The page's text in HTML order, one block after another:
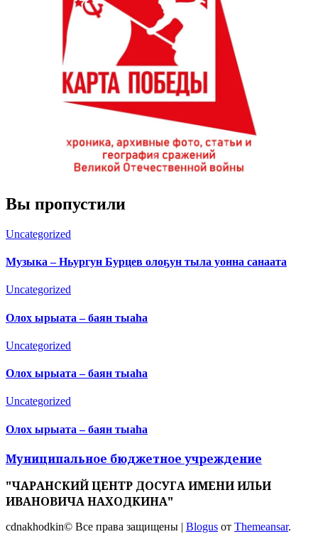
Вы пропустили
Uncategorized
Музыка – Ньургун Бурцев олоҕун тыла уонна санаата
Uncategorized
Олох ырыата – баян тыаһа
Uncategorized
Олох ырыата – баян тыаһа
Uncategorized
Олох ырыата – баян тыаһа
Муниципальное бюджетное учреждение
"ЧАРАНСКИЙ ЦЕНТР ДОСУГА ИМЕНИ ИЛЬИ
ИВАНОВИЧА НАХОДКИНА"
cdnakhodkin© Все права защищены | Blogus от Themeansar.